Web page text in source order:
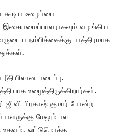
கூடிய உழைப்பை
இசையமைப்பாளராகவும் வழங்கிய
நம்பிக்கைக்கு பாத்திரமாக
படைப்பு.
உழைத்திருக்கிறார்கள்.
ஜீ வி பிரகாஷ் குமார் போன்ற
மேலும் பல
உதவும். ஒட்டுமொத்த